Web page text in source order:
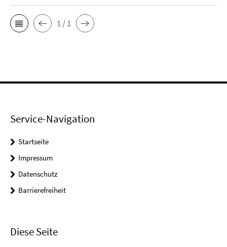
1 / 1
Service-Navigation
Startseite
Impressum
Datenschutz
Barrierefreiheit
Diese Seite